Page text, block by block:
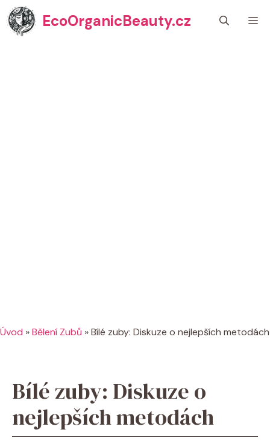
Přeskočit
na
obsah
EcoOrganicBeauty.cz
Úvod »Bělení Zubů »Bílé zuby: Diskuze o nejlepších metodách
Bílé zuby: Diskuze o
nejlepších metodách